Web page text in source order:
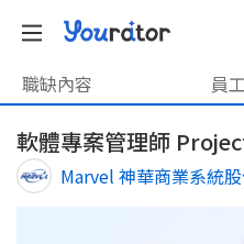
職缺內容 員
軟體專案管理師
Marvel 神華商業系統